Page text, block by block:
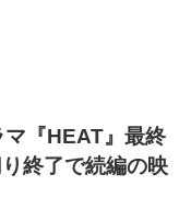
『HEAT』最終
終了で続編の映